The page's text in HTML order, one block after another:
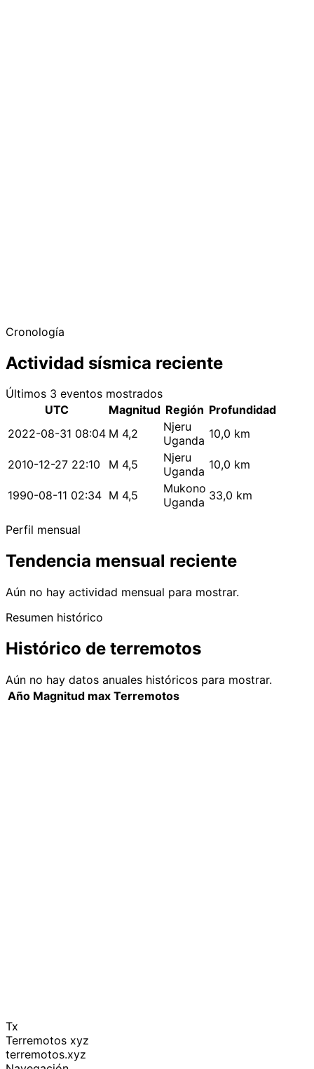
Cronología
Actividad sísmica reciente
Últimos 3 eventos mostrados
UTC
Magnitud Región Profundidad
2022-08-31 08:04 M 4,2
Njeru
Uganda 10,0 km
2010-12-27 22:10 M 4,5
Njeru
Uganda 10,0 km
1990-08-11 02:34 M 4,5
Mukono
Uganda 33,0 km
Perfil mensual
Tendencia mensual reciente
Aún no hay actividad mensual para mostrar.
Resumen histórico
Histórico de terremotos
Aún no hay datos anuales históricos para mostrar.
Año Magnitud max Terremotos
Tx
Terremotos xyz
terremotos.xyz